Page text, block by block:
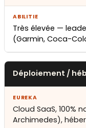
Très élevée —
(Garmin, Coca-
Déploiement /
Cloud SaaS, 100%
Archimedes),